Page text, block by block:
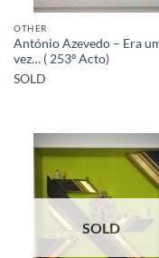
OTHER
António Azevedo – Era
vez… ( 253º Acto)
SOLD
SOLD